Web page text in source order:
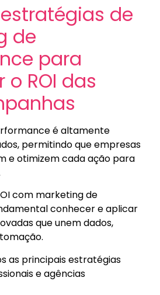
de
de
para
ROI das
é altamente
permitindo que empresas
e otimizem cada ação para
com marketing de
conhecer e aplicar
que unem dados,
as principais estratégias
e agências